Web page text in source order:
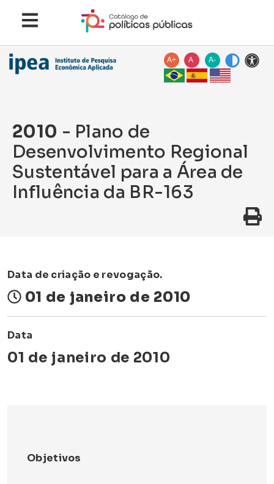
A+ A A-
2010 - Plano de
Desenvolvimento Regional
Sustentável para a Área de
Influência da BR-163
Data de criação e revogação.
01 de janeiro de 2010
Data
01 de janeiro de 2010
Objetivos